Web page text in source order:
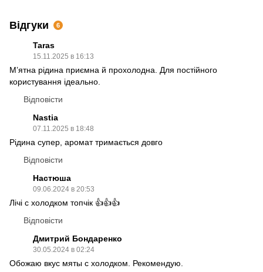
Відгуки 6
Taras
15.11.2025 в 16:13
М’ятна рідина приємна й прохолодна. Для постійного
користування ідеально.
Відповісти
Nastia
07.11.2025 в 18:48
Рідина супер, аромат тримається довго
Відповісти
Настюша
09.06.2024 в 20:53
Лічі с холодком топчік 👍👍👍
Відповісти
Дмитрий Бондаренко
30.05.2024 в 02:24
Обожаю вкус мяты с холодком. Рекомендую.